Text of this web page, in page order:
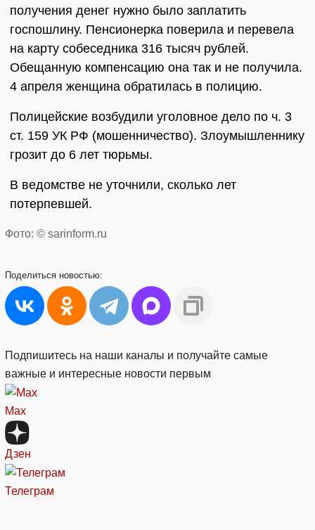
получения денег нужно было заплатить
госпошлину. Пенсионерка поверила и перевела
на карту собеседника 316 тысяч рублей.
Обещанную компенсацию она так и не получила.
4 апреля женщина обратилась в полицию.
Полицейские возбудили уголовное дело по ч. 3
ст. 159 УК РФ (мошенничество). Злоумышленнику
грозит до 6 лет тюрьмы.
В ведомстве не уточнили, сколько лет
потерпевшей.
Фото: © sarinform.ru
Поделиться новостью:
Подпишитесь на наши каналы и получайте самые
важные и интересные новости первым
Max
Дзен
Телеграм